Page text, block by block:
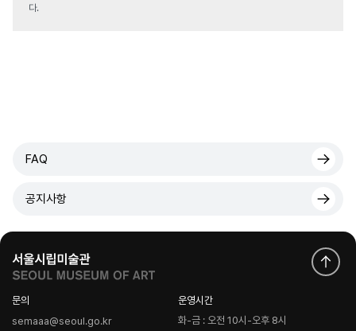
다.
FAQ
공지사항
문의
semaaa@seoul.go.kr
운영시간
화-금 : 오전 10시-오후 8시